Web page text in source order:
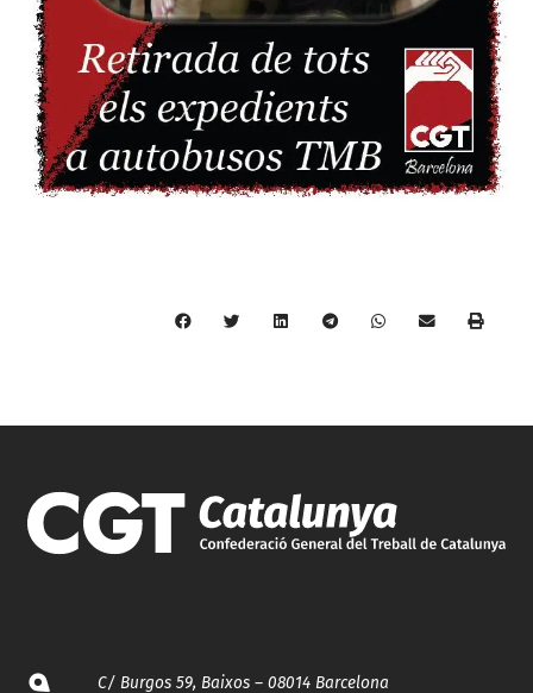
C/ Burgos 59, Baixos – 08014 Barcelona